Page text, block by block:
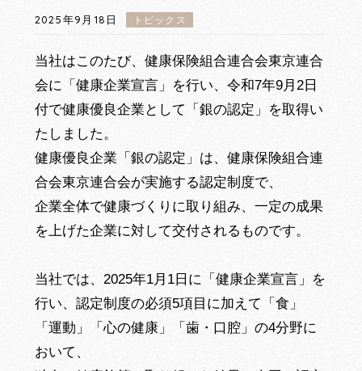
2025年9月18日 トピックス
当社はこのたび、健康保険組合連合会東京連合
会に「健康企業宣言」を行い、令和7年9月2日
付で健康優良企業として「銀の認定」を取得い
たしました。
健康優良企業「銀の認定」は、健康保険組合連
合会東京連合会が実施する認定制度で、
企業全体で健康づくりに取り組み、一定の成果
を上げた企業に対して交付されるものです。
当社では、2025年1月1日に「健康企業宣言」を
行い、認定制度の必須5項目に加えて「食」
「運動」「心の健康」「歯・口腔」の4分野に
おいて、